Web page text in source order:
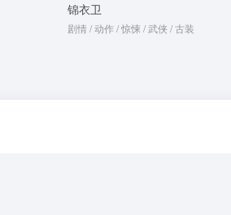
锦衣卫
剧情 / 动作 / 惊悚 / 武侠 / 古装